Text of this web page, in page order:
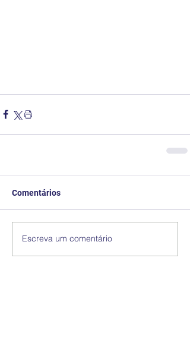
Comentários
Escreva um comentário